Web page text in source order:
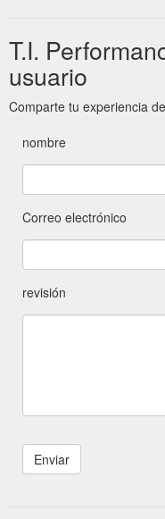
T.I.
usuario
Comparte tu experiencia
nombre
Correo electrónico
revisión